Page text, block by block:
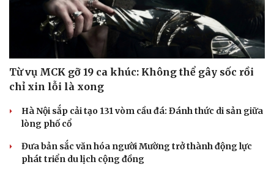
Từ vụ MCK gỡ 19 ca khúc: Không thể gây sốc rồi
chỉ xin lỗi là xong
Hà Nội sắp cải tạo 131 vòm cầu đá: Đánh thức di sản giữa
lòng phố cổ
Đưa bản sắc văn hóa người Mường trở thành động lực
phát triển du lịch cộng đồng